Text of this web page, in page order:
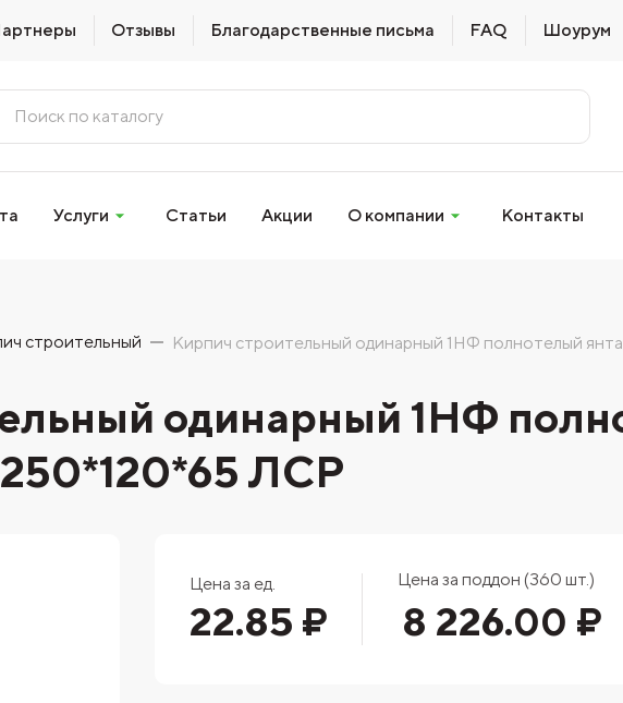
Отзывы Благодарственные письма FAQ Шоурум
Услуги Статьи Акции О компании Контакты
строительный Кирпич строительный одинарный 1НФ полнотелый
одинарный 1НФ
250*120*65 ЛСР
Цена за ед.
22.85 ₽
Цена за поддон (360 шт.)
8 226.00 ₽